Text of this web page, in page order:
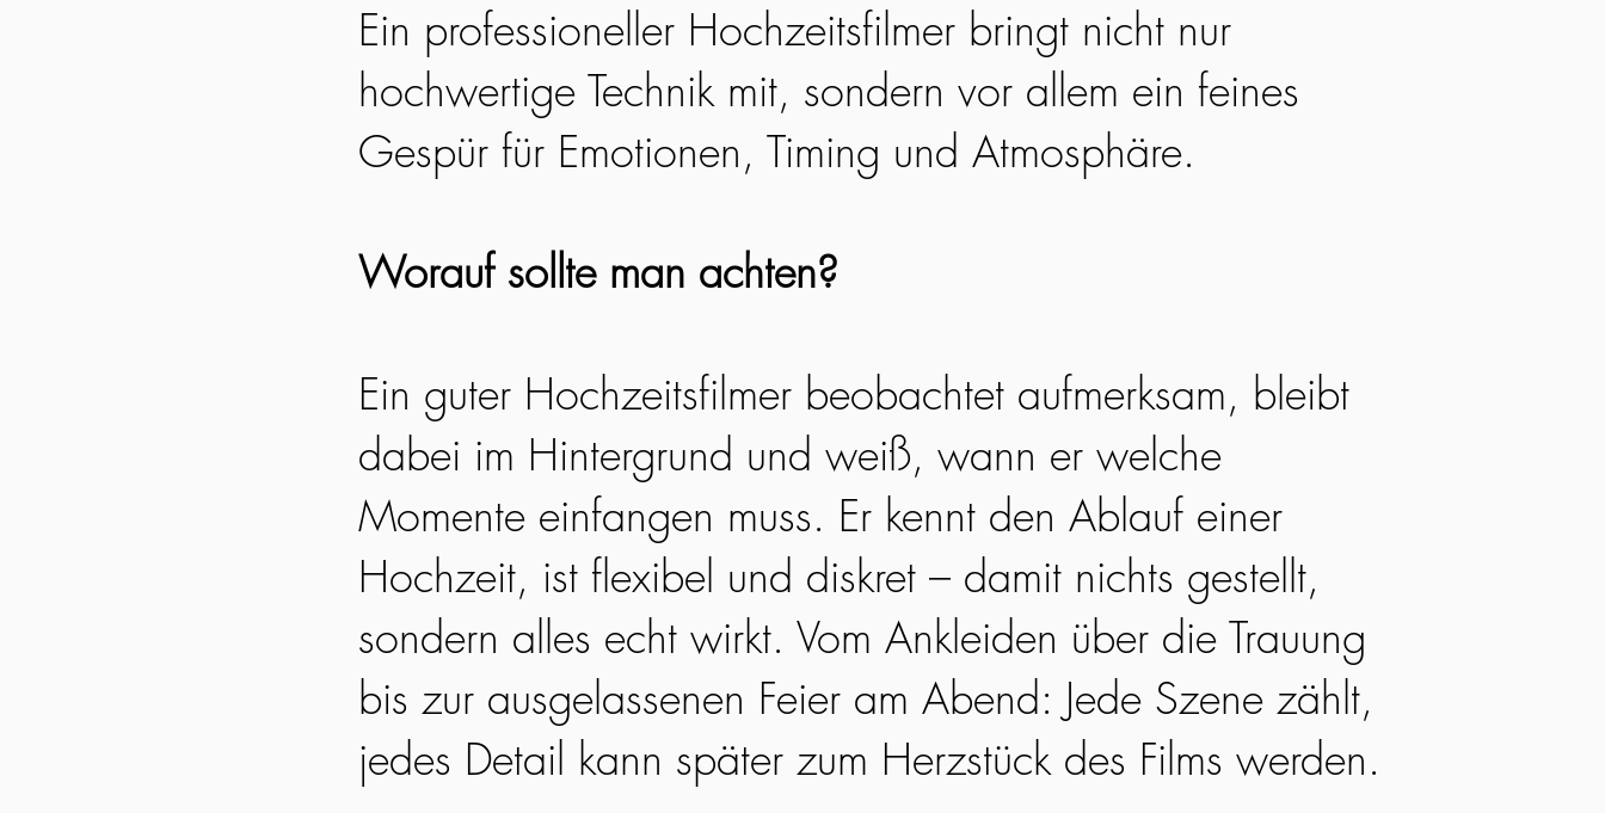
Ein professioneller Hochzeitsfilmer bringt nicht nur
hochwertige Technik mit, sondern vor allem ein feines
Gespür für Emotionen, Timing und Atmosphäre.
Worauf sollte man achten?
Ein guter Hochzeitsfilmer beobachtet aufmerksam, bleibt
dabei im Hintergrund und weiß, wann er welche
Momente einfangen muss. Er kennt den Ablauf einer
Hochzeit, ist flexibel und diskret – damit nichts gestellt,
sondern alles echt wirkt. Vom Ankleiden über die Trauung
bis zur ausgelassenen Feier am Abend: Jede Szene zählt,
jedes Detail kann später zum Herzstück des Films werden.